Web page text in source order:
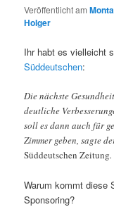
Veröffentlicht am
Holger
Ihr habt es vielleicht
Süddeutschen:
Die nächste
deutliche
soll es dann auch für
Zimmer geben, sagte
Süddeutschen Zeitung.
Warum kommt diese
Sponsoring?